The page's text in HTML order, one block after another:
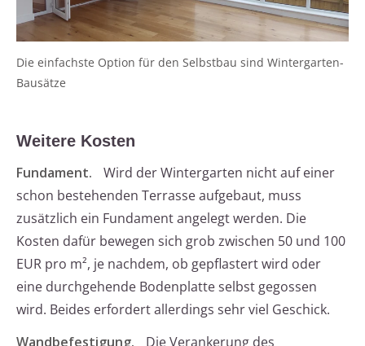
Die einfachste Option für den Selbstbau sind Wintergarten-
Bausätze
Weitere Kosten
Fundament.
Wird der Wintergarten nicht auf einer
schon bestehenden Terrasse aufgebaut, muss
zusätzlich ein Fundament angelegt werden. Die
Kosten dafür bewegen sich grob zwischen 50 und 100
EUR pro m², je nachdem, ob gepflastert wird oder
eine durchgehende Bodenplatte selbst gegossen
wird. Beides erfordert allerdings sehr viel Geschick.
Wandbefestigung.
Die Verankerung des